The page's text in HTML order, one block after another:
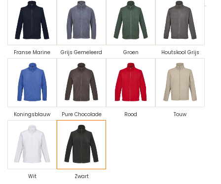
Franse Marine Grijs Gemeleerd Groen Houtskool Grijs
Koningsblauw Pure Chocolade Rood Touw
Wit Zwart